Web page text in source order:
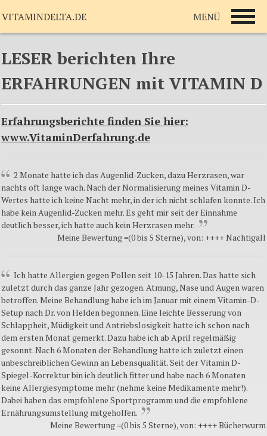
LESER berichten Ihre
ERFAHRUNGEN mit VITAMIN D
Erfahrungsberichte finden Sie hier:
www.VitaminDerfahrung.de
2 Monate hatte ich das Augenlid-Zucken, dazu Herzrasen, war
nachts oft lange wach. Nach der Normalisierung meines Vitamin D-
Wertes hatte ich keine Nacht mehr, in der ich nicht schlafen konnte. Ich
habe kein Augenlid-Zucken mehr. Es geht mir seit der Einnahme
deutlich besser, ich hatte auch kein Herzrasen mehr.
Meine Bewertung =(0 bis 5 Sterne), von: ++++ Nachtigall
Ich hatte Allergien gegen Pollen seit 10-15 Jahren. Das hatte sich
zuletzt durch das ganze Jahr gezogen. Atmung, Nase und Augen waren
betroffen. Meine Behandlung habe ich im Januar mit einem Vitamin-D-
Setup nach Dr. von Helden begonnen. Eine leichte Besserung von
Schlappheit, Müdigkeit und Antriebslosigkeit hatte ich schon nach
dem ersten Monat gemerkt. Dazu habe ich ab April regelmäßig
gesonnt. Nach 6 Monaten der Behandlung hatte ich zuletzt einen
unbeschreiblichen Gewinn an Lebensqualität. Seit der Vitamin D-
Spiegel-Korrektur bin ich deutlich fitter und habe nach 6 Monaten
keine Allergiesymptome mehr (nehme keine Medikamente mehr!).
Dabei haben das empfohlene Sportprogramm und die empfohlene
Ernährungsumstellung mitgeholfen.
Meine Bewertung =(0 bis 5 Sterne), von: ++++ Bücherwurm
VITAMINDELTA.DE MENÜ